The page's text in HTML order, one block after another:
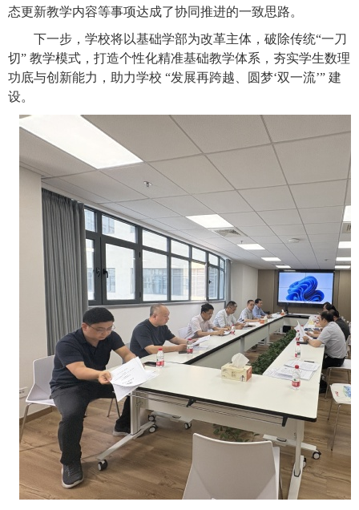
态更新教学内容等事项达成了协同推进的一致思路。
下一步，学校将以基础学部为改革主体，破除传统“一刀
切” 教学模式，打造个性化精准基础教学体系，夯实学生数理
功底与创新能力，助力学校 “发展再跨越、圆梦‘双一流’” 建
设。